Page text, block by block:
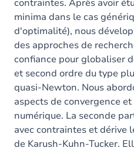
contraintes. Après avoir
minima dans le cas
d'optimalité), nous
des approches de
confiance pour globaliser
et second ordre du type
quasi-Newton. Nous
aspects de convergence
numérique. La seconde
avec contraintes et dérive
de Karush-Kuhn-Tucker.